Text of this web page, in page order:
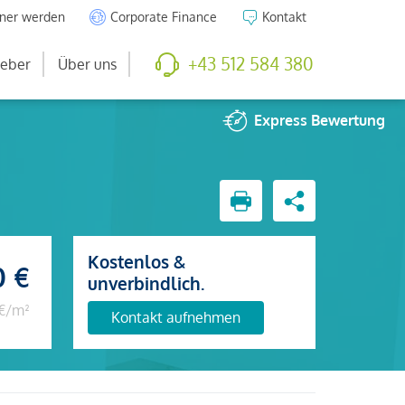
werden Corporate Finance Kontakt
Über uns +43 512 584 380
Express Bewertung
€
m²
Kostenlos &
unverbindlich.
Kontakt aufnehmen